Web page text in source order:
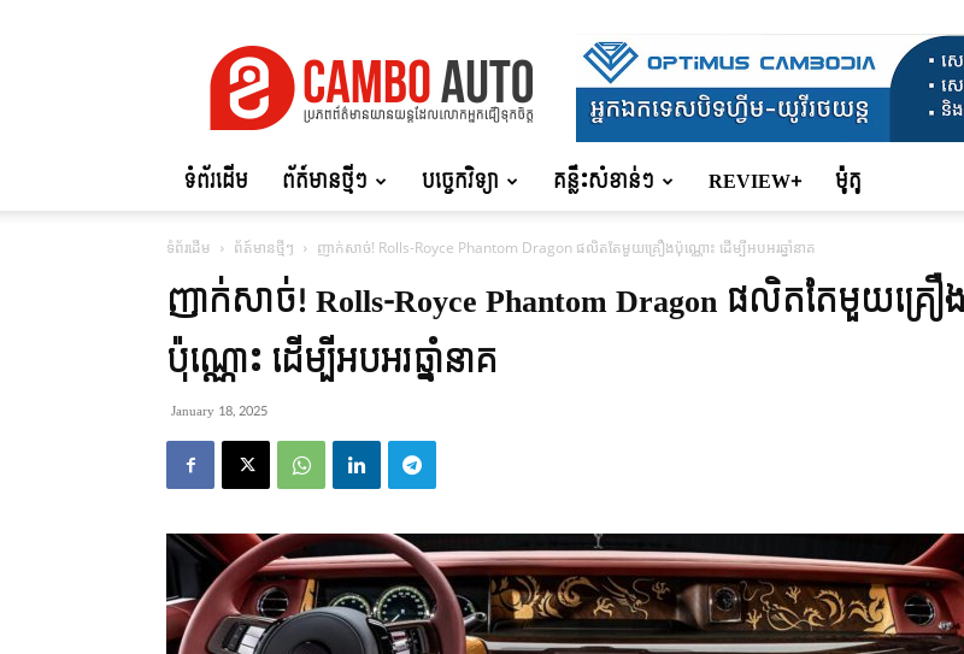
Auto
ទំព័រដើម ព័ត៍មានថ្មីៗ បច្ចេកវិទ្យា គន្លឹះសំខាន់ៗ REVIEW+ ម៉ូតូ
ទំព័រដើម ព័ត៍មានថ្មីៗ ញាក់សាច់! Rolls-Royce Phantom Dragon ផលិតតែមួយគ្រឿងប៉ុណ្ណោះ ដើម្បីអបអរឆ្នាំនាគ
ញាក់សាច់! Rolls-Royce Phantom Dragon ផលិតតែមួយគ្រឿង
ប៉ុណ្ណោះ ដើម្បីអបអរឆ្នាំនាគ
January 18, 2025